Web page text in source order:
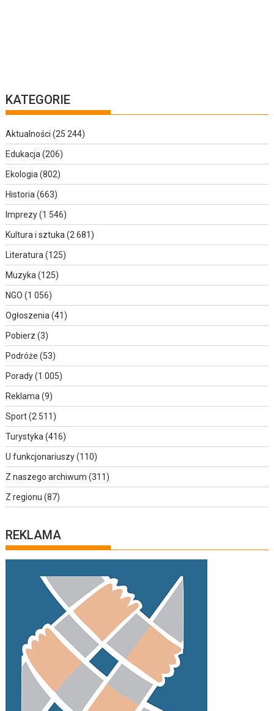
KATEGORIE
Aktualności (25 244)
Edukacja (206)
Ekologia (802)
Historia (663)
Imprezy(1 546)
Kultura i sztuka (2 681)
Literatura (125)
Muzyka (125)
NGO (1 056)
Ogłoszenia (41)
Pobierz (3)
Podróże (53)
Porady(1 005)
Reklama (9)
Sport(2 511)
Turystyka (416)
U funkcjonariuszy(110)
Z naszego archiwum (311)
Z regionu (87)
REKLAMA